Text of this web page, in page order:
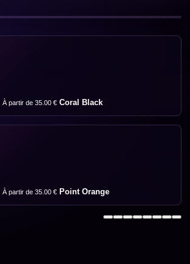
À partir de 35.00 € Coral Black
À partir de 35.00 € Point Orange